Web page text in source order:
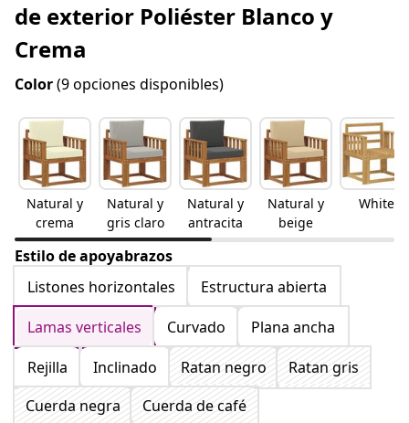
de exterior Poliéster Blanco y
Crema
Color(9 opciones disponibles)
Natural y
crema
Natural y
gris claro
Natural y
antracita
Natural y
beige
White
Estilo de apoyabrazos
Listones horizontales
Estructura abierta
Lamas verticales
Curvado
Plana ancha
Rejilla
Inclinado Ratan negro
Ratan gris
Cuerda negra
Cuerda de café